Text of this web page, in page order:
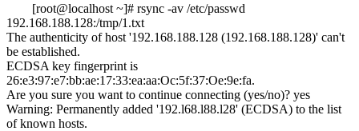
[root@localhost ~]# rsync -av /etc/passwd
192.168.188.128:/tmp/1.txt
The authenticity of host '192.168.188.128 (192.168.188.128)' can't
be established.
ECDSA key fingerprint is
26:e3:97:e7:bb:ae:17:33:ea:aa:Oc:5f:37:Oe:9e:fa.
Are you sure you want to continue connecting (yes/no)? yes
Warning: Permanently added '192.l68.l88.l28' (ECDSA) to the list
of known hosts.